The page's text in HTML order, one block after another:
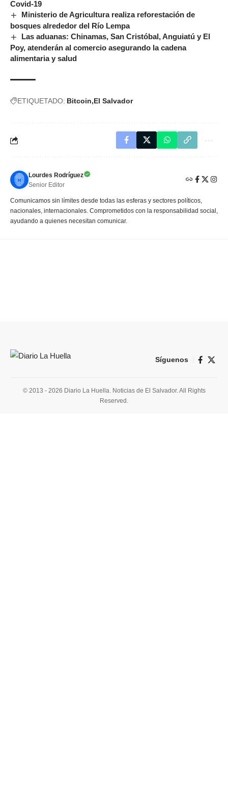
Covid-19
Ministerio de Agricultura realiza reforestación de
bosques alrededor del Río Lempa
Las aduanas: Chinamas, San Cristóbal, Anguiatú y El
Poy, atenderán al comercio asegurando la cadena
alimentaria y salud
ETIQUETADO: Bitcoin El Salvador
Lourdes Rodríguez
Senior Editor
Comunicamos sin límites desde todas las esferas y sectores políticos,
nacionales, internacionales. Comprometidos con la responsabilidad social,
ayudando a quienes necesitan comunicar.
Síguenos
© 2013 - 2026 Diario La Huella. Noticias de El Salvador. All Rights
Reserved.